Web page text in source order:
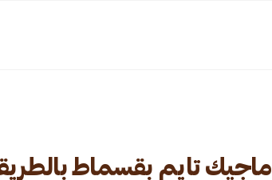
ماجيك تايم بقسماط بالطريقة